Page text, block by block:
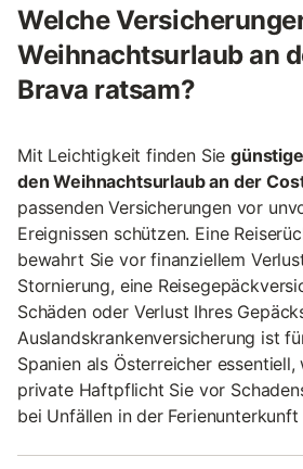
Welche
Weihnachtsurlaub an
Brava ratsam?
Mit Leichtigkeit finden Sie
den Weihnachtsurlaub an der
passenden Versicherungen vor
Ereignissen schützen. Eine
bewahrt Sie vor finanziellem
Stornierung, eine
Schäden oder Verlust Ihres
Auslandskrankenversicherung ist
Spanien als Österreicher essentiell,
private Haftpflicht Sie vor
bei Unfällen in der